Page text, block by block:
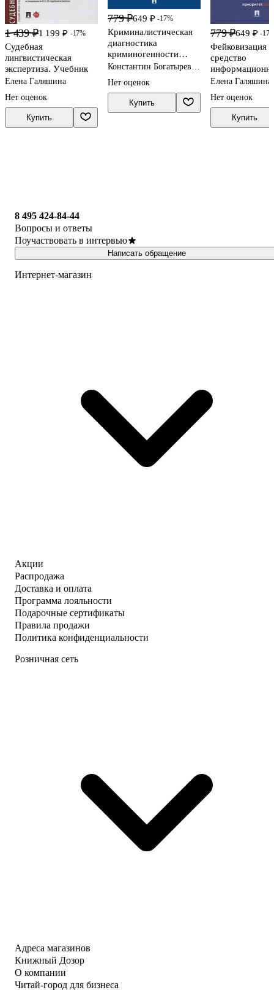
1 439 ₽1 199 ₽ -17%
Судебная
лингвистическая
экспертиза. Учебник
Елена Галяшина
Нет оценок
Купить
779 ₽649 ₽ -17%
Криминалистическая
диагностика
криминогенности
политического
пособие
Константин Богатырев,
Нет оценок
Купить
779 ₽649 ₽ -
Фейковизация
средство
войны в
практическое
Елена Галяшина,
Нет оценок
Купить
8 495 424-84-44
Вопросы и ответы
Поучаствовать в интервью
Написать обращение
Интернет-магазин
Акции
Распродажа
Доставка и оплата
Программа лояльности
Подарочные сертификаты
Правила продажи
Политика конфиденциальности
Розничная сеть
Адреса магазинов
Книжный Дозор
О компании
Читай-город для бизнеса